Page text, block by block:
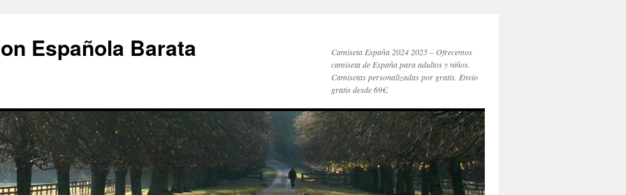
Española Barata
Camiseta España 2024 2025 – Ofrecemos
camiseta de España para adultos y niños.
Camisetas personalizadas por gratis. Envío
gratis desde 69€.